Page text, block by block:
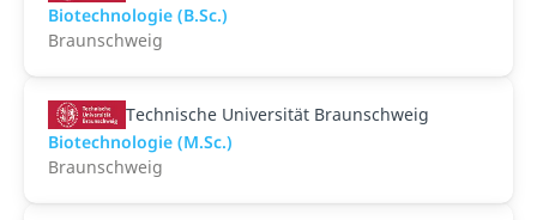
Biotechnologie (B.Sc.)
Braunschweig
Technische Universität Braunschweig
Biotechnologie (M.Sc.)
Braunschweig